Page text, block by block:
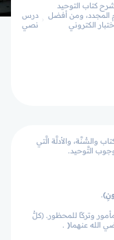
شرح كتاب التوحيد
المجدد، ومن أفضل
الكتروني
درس
نصي
والسُّنَّة، والأدلَّة الَّتي
التَّوحيد.
.
وتركًا للمحظور. (كلُّ
الله عنهما﴿ .